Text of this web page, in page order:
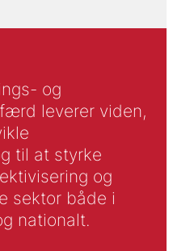
og
leverer viden,
til at styrke
og
sektor både i
nationalt.